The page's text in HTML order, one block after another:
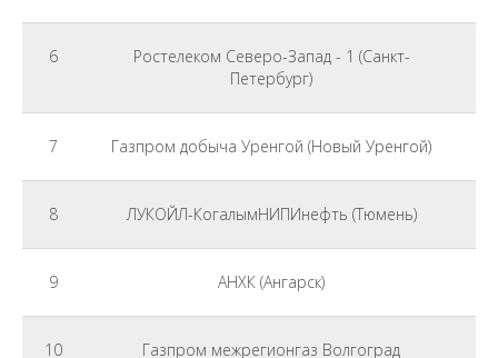
6
Ростелеком Северо-Запад - 1 (Санкт-
Петербург)
7 Газпром добыча Уренгой (Новый Уренгой)
8 ЛУКОЙЛ-КогалымНИПИнефть (Тюмень)
9 АНХК (Ангарск)
10 Газпром межрегионгаз Волгоград